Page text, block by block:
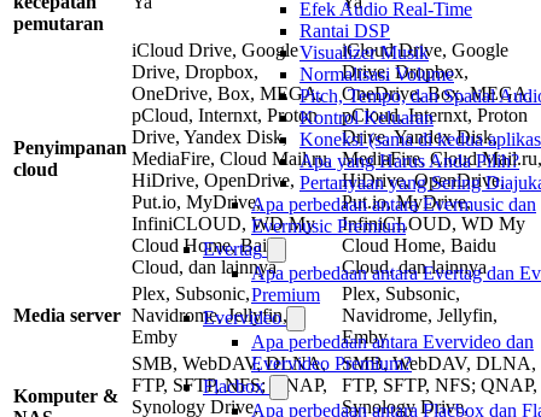
Efek Audio Real-Time
Rantai DSP
Visualizer Musik
Normalisasi Volume
Pitch, Tempo, dan Spatial
Kontrol Keluaran
Koneksi (sama di kedua
Apa yang Harus Anda Pilih?
Pertanyaan yang Sering
Apa perbedaan antara Evermusic dan
Evermusic Premium
Evertag
Apa perbedaan antara Evertag dan
Premium
Evervideo
Apa perbedaan antara Evervideo dan
Evervideo Premium?
Flacbox
Apa perbedaan antara Flacbox dan
pemutaran
Penyimpanan
cloud
iCloud Drive, Google
Drive, Dropbox,
OneDrive, Box, MEGA,
pCloud, Internxt, Proton
Drive, Yandex Disk,
MediaFire, Cloud Mail.ru,
HiDrive, OpenDrive,
Put.io, MyDrive,
InfiniCLOUD, WD My
Cloud Home, Baidu
Cloud, dan lainnya
iCloud Drive, Google
Drive, Dropbox,
OneDrive, Box, MEGA,
pCloud, Internxt, Proton
Drive, Yandex Disk,
MediaFire, Cloud Mail.ru,
HiDrive, OpenDrive,
Put.io, MyDrive,
InfiniCLOUD, WD My
Cloud Home, Baidu
Cloud, dan lainnya
Media server
Plex, Subsonic,
Navidrome, Jellyfin,
Emby
Plex, Subsonic,
Navidrome, Jellyfin,
Emby
Komputer &
SMB, WebDAV, DLNA,
FTP, SFTP, NFS; QNAP,
Synology Drive,
SMB, WebDAV, DLNA,
FTP, SFTP, NFS; QNAP,
Synology Drive,